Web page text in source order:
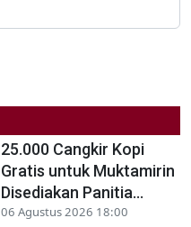
25.000 Cangkir Kopi
Gratis untuk Muktamirin
Disediakan Panitia...
06 Agustus 2026 18:00